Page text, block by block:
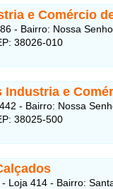
e Comércio
- Bairro: Nossa
38026-010
Industria e
- Bairro: Nossa
38025-500
Loja 414 - Bairro: